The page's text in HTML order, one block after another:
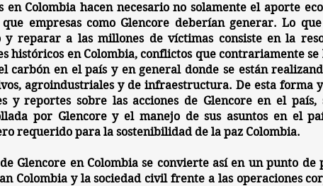
en Colombia hacen necesario no solamente el aporte
empresas como Glencore deberían generar. Lo
y reparar a las millones de víctimas consiste en la
históricos en Colombia, conflictos que contrariamente
carbón en el país y en general donde se están
agroindustriales y de infraestructura. De esta forma
y reportes sobre las acciones de Glencore en el
por Glencore y el manejo de sus asuntos en el
requerido para la sostenibilidad de la paz Colombia.
Glencore en Colombiase convierte así en un punto de
Colombia y la sociedad civil frente a las operaciones